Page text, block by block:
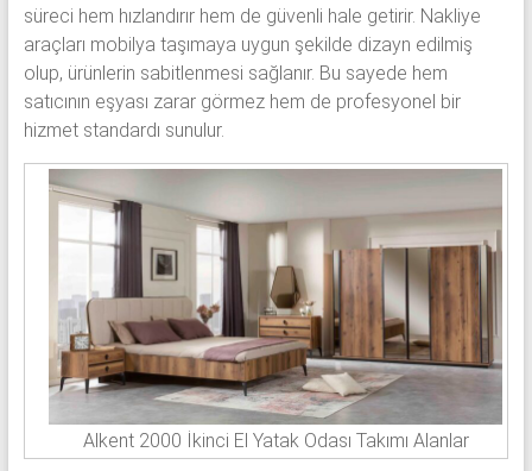
süreci hem hızlandırır hem de güvenli hale getirir. Nakliye
araçları mobilya taşımaya uygun şekilde dizayn edilmiş
olup, ürünlerin sabitlenmesi sağlanır. Bu sayede hem
satıcının eşyası zarar görmez hem de profesyonel bir
hizmet standardı sunulur.
Alkent 2000 İkinci El Yatak Odası Takımı Alanlar